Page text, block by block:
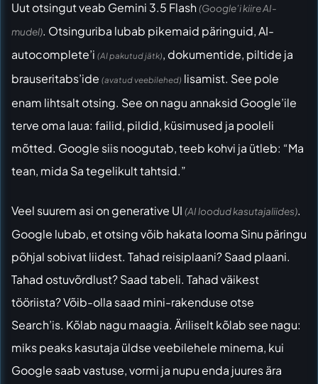
Uut otsingut veab Gemini 3.5 Flash(Google’i kiire AI-
mudel). Otsinguriba lubab pikemaid päringuid, AI-
autocomplete’i (AI pakutud jätk), dokumentide, piltide ja
brauseritabs’ide (avatud veebilehed) lisamist. See pole
enam lihtsalt otsing. See on nagu annaksid Google’ile
terve oma laua: failid, pildid, küsimused ja pooleli
mõtted. Google siis noogutab, teeb kohvi ja ütleb: “Ma
tean, mida Sa tegelikult tahtsid.”
Veel suurem asi on generative UI (AI loodud kasutajaliides).
Google lubab, et otsing võib hakata looma Sinu päringu
põhjal sobivat liidest. Tahad reisiplaani? Saad plaani.
Tahad ostuvõrdlust? Saad tabeli. Tahad väikest
tööriista? Võib-olla saad mini-rakenduse otse
Search’is. Kõlab nagu maagia. Äriliselt kõlab see nagu:
miks peaks kasutaja üldse veebilehele minema, kui
Google saab vastuse, vormi ja nupu enda juures ära